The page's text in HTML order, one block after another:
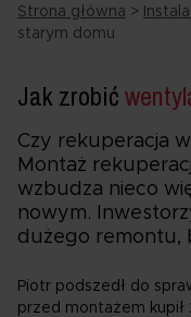
Strona główna >
starym domu
Jak zrobić
Czy rekuperacja
Montaż
wzbudza nieco
nowym.
dużego remontu,
Piotr podszedł do
przed montażem kupił